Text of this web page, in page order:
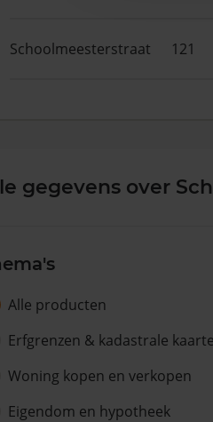
Schoolmeesterstraat 121
gegevens over
Alle producten
Erfgrenzen & kadastrale
Woning kopen en verkopen
Eigendom en hypotheek